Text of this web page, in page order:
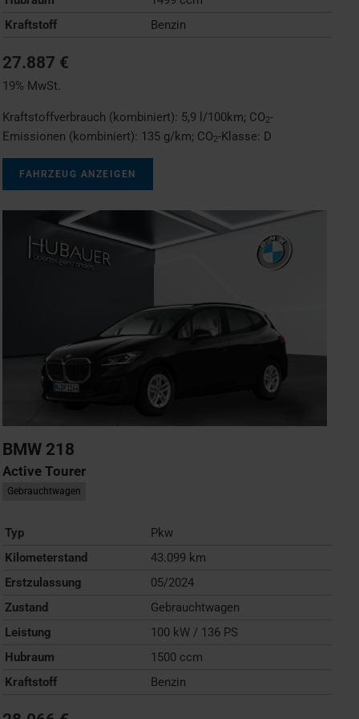
Kraftstoff
Benzin
27.887 €
19% MwSt.
Kraftstoffverbrauch (kombiniert): 5,9 l/100km; CO2-
Emissionen (kombiniert): 135 g/km; CO2-Klasse: D
FAHRZEUG ANZEIGEN
BMW 218
Active Tourer
Gebrauchtwagen
Typ
Pkw
Kilometerstand
43.099 km
Erstzulassung
05/2024
Zustand
Gebrauchtwagen
Leistung
100 kW / 136 PS
Hubraum
1500 ccm
Kraftstoff
Benzin